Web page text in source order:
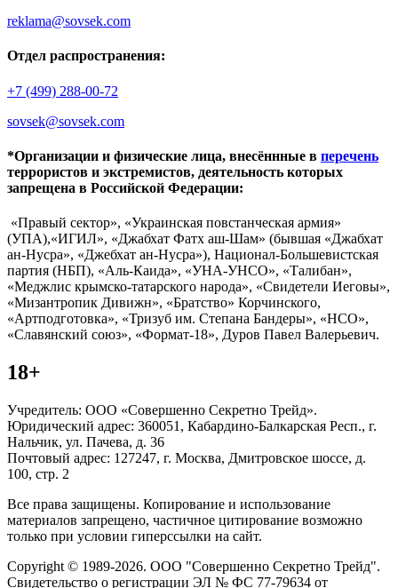
reklama@sovsek.com
Отдел распространения:
+7 (499) 288-00-72
sovsek@sovsek.com
*Организации и физические лица, внесённные в перечень
террористов и экстремистов, деятельность которых
запрещена в Российской Федерации:
«Правый сектор», «Украинская повстанческая армия»
(УПА),«ИГИЛ», «Джабхат Фатх аш-Шам» (бывшая «Джабхат
ан-Нусра», «Джебхат ан-Нусра»), Национал-Большевистская
партия (НБП), «Аль-Каида», «УНА-УНСО», «Талибан»,
«Меджлис крымско-татарского народа», «Свидетели Иеговы»,
«Мизантропик Дивижн», «Братство» Корчинского,
«Артподготовка», «Тризуб им. Степана Бандеры», «НСО»,
«Славянский союз», «Формат-18», Дуров Павел Валерьевич.
18+
Учредитель: ООО «Совершенно Секретно Трейд».
Юридический адрес: 360051, Кабардино-Балкарская Респ., г.
Нальчик, ул. Пачева, д. 36
Почтовый адрес: 127247, г. Москва, Дмитровское шоссе, д.
100, стр. 2
Все права защищены. Копирование и использование
материалов запрещено, частичное цитирование возможно
только при условии гиперссылки на сайт.
Copyright © 1989-2026. ООО "Совершенно Секретно Трейд".
Свидетельство о регистрации ЭЛ № ФС 77-79634 от